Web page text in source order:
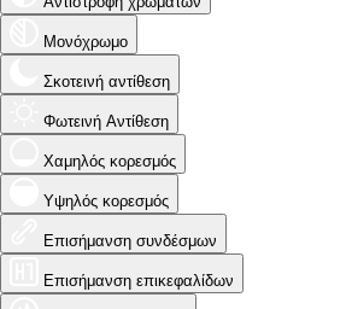
Μονόχρωμο
Σκοτεινή αντίθεση
Φωτεινή Αντίθεση
Χαμηλός κορεσμός
Υψηλός κορεσμός
Επισήμανση συνδέσμων
Επισήμανση επικεφαλίδων